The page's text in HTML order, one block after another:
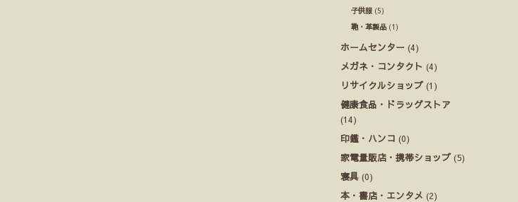
子供服 (5)
鞄・革製品 (1)
ホームセンター (4)
メガネ・コンタクト (4)
リサイクルショップ (1)
健康食品・ドラッグストア
(14)
印鑑・ハンコ (0)
家電量販店・携帯ショップ (5)
寝具 (0)
本・書店・エンタメ (2)